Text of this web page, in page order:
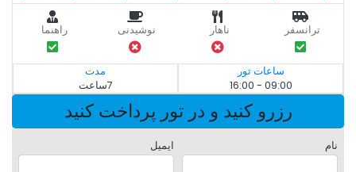
ترانسفر ناهار نوشیدنی راهنما
ساعات تور
09:00 - 16:00
مدت
7ساعت
رزرو کنید و در تور پرداخت کنید
نام ایمیل